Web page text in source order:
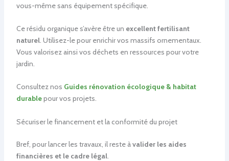
vous-même sans équipement spécifique.
Ce résidu organique s’avère être un excellent fertilisant
naturel. Utilisez-le pour enrichir vos massifs ornementaux.
Vous valorisez ainsi vos déchets en ressources pour votre
jardin.
Consultez nos Guides rénovation écologique & habitat
durablepour vos projets.
Sécuriser le financement et la conformité du projet
Bref, pour lancer les travaux, il reste àvalider les aides
financières et le cadre légal.